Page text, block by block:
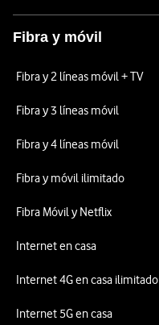
Fibra y móvil
Fibra y 2 líneas móvil + TV
Fibra y 3 líneas móvil
Fibra y 4 líneas móvil
Fibra y móvil ilimitado
Fibra Móvil y Netflix
Internet en casa
Internet 4G en casa ilimitado
Internet 5G en casa